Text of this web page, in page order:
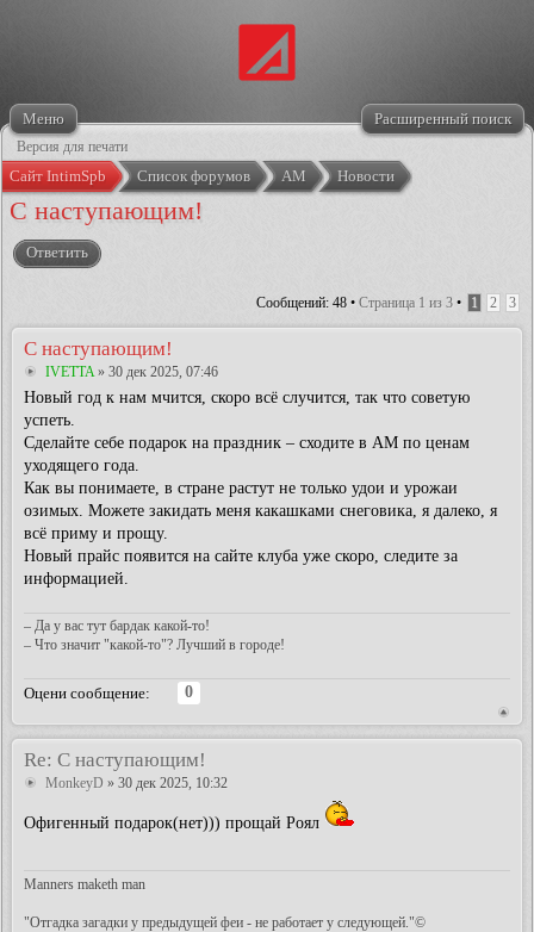
Меню Расширенный поиск
Версия для печати
Сайт IntimSpb Список форумов АМ Новости
С наступающим!
Ответить
Сообщений: 48 • Страница 1 из 3 • 1 2 3
С наступающим!
IVETTA» 30 дек 2025, 07:46
Новый год к нам мчится, скоро всё случится, так что советую
успеть.
Сделайте себе подарок на праздник – сходите в АМ по ценам
уходящего года.
Как вы понимаете, в стране растут не только удои и урожаи
озимых. Можете закидать меня какашками снеговика, я далеко, я
всё приму и прощу.
Новый прайс появится на сайте клуба уже скоро, следите за
информацией.
– Да у вас тут бардак какой-то!
– Что значит "какой-то"? Лучший в городе!
Оцени сообщение:
0
Re: С наступающим!
MonkeyD » 30 дек 2025, 10:32
Офигенный подарок(нет))) прощай Роял
Manners maketh man
"Отгадка загадки у предыдущей феи - не работает у следующей."©